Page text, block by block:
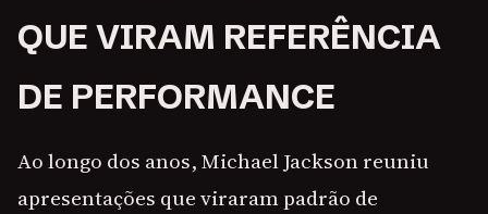
QUE VIRAM REFERÊNCIA
DE PERFORMANCE
Ao longo dos anos, Michael Jackson reuniu
apresentações que viraram padrão de